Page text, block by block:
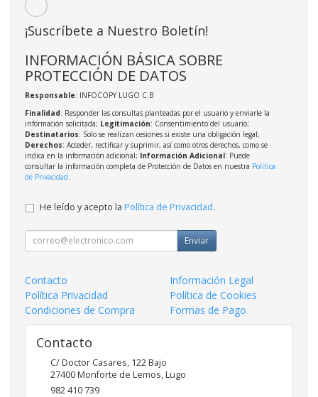
¡Suscríbete a Nuestro Boletín!
INFORMACIÓN BÁSICA SOBRE
PROTECCIÓN DE DATOS
Responsable: INFOCOPY LUGO C.B
Finalidad: Responder las consultas planteadas por el usuario y enviarle la
información solicitada; Legitimación: Consentimiento del usuario;
Destinatarios: Solo se realizan cesiones si existe una obligación legal;
Derechos: Acceder, rectificar y suprimir, así como otros derechos, como se
indica en la información adicional; Información Adicional: Puede
consultar la información completa de Protección de Datos en nuestra Política
de Privacidad
He leído y acepto la Política de Privacidad.
Enviar
Contacto
Información Legal
Política Privacidad
Política de Cookies
Condiciones de Compra
Formas de Pago
Contacto
C/ Doctor Casares, 122 Bajo
27400Monforte de Lemos,Lugo
982 410 739